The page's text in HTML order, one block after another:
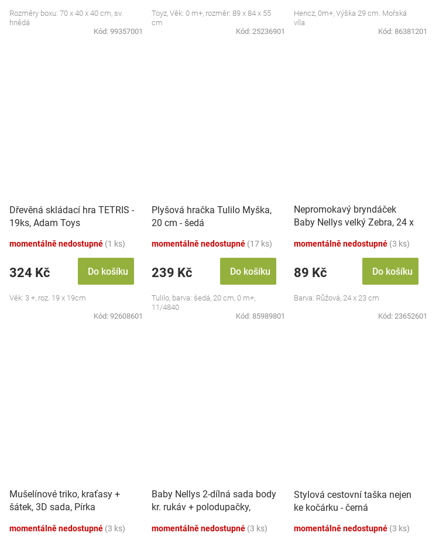
Rozměry boxu: 70 x 40 x 40 cm, sv.
hnědá
Kód: 99357001
Toyz, Věk: 0 m+, rozměr: 89 x 84 x 55
cm
Kód: 25236901
Hencz, 0m+, Výška 29 cm. Mořská
víla
Kód: 86381201
Dřevěná skládací hra TETRIS -
19ks, Adam Toys
momentálně nedostupné (1 ks)
324 Kč Do košíku
Věk: 3 +, roz. 19 x 19cm
Kód: 92608601
Plyšová hračka Tulilo Myška,
20 cm - šedá
momentálně nedostupné (17 ks)
239 Kč Do košíku
Tulilo, barva: šedá, 20 cm, 0 m+,
11/4840
Kód: 85989801
Nepromokavý bryndáček
Baby Nellys velký Zebra, 24 x
momentálně nedostupné (3 ks)
89 Kč Do košíku
Barva: Růžová, 24 x 23 cm
Kód: 23652601
Mušelínové triko, kraťasy +
šátek, 3D sada, Pírka
momentálně nedostupné (3 ks)
Baby Nellys 2-dílná sada body
kr. rukáv + polodupačky,
momentálně nedostupné (3 ks)
Stylová cestovní taška nejen
ke kočárku - černá
momentálně nedostupné (3 ks)